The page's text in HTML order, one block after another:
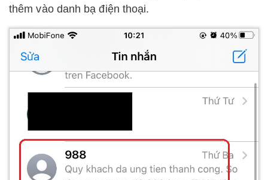
thêm vào danh bạ điện thoại.